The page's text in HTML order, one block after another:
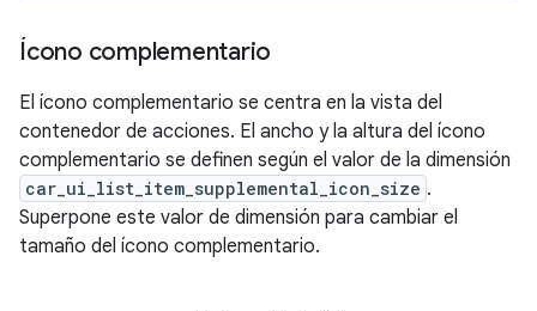
Ícono complementario
El ícono complementario se centra en la vista del
contenedor de acciones. El ancho y la altura del ícono
complementario se definen según el valor de la dimensión
car_ui_list_item_supplemental_icon_size .
Superpone este valor de dimensión para cambiar el
tamaño del ícono complementario.